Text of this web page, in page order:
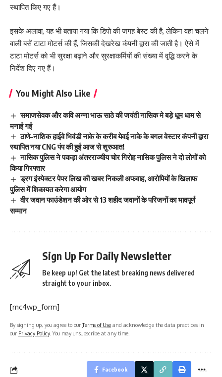
स्थापित किए गए हैं।
इसके अलावा, यह भी बताया गया कि डिपो की जगह बेस्ट की है, लेकिन वहां चलने
वाली बसें टाटा मोटर्स की हैं, जिसकी देखरेख कंपनी द्वारा की जाती है। ऐसे में
टाटा मोटर्स को भी सुरक्षा बढ़ाने और सुरक्षाकर्मियों की संख्या में वृद्धि करने के
निर्देश दिए गए हैं।
You Might Also Like
समाजसेवक और कवि अन्ना भाऊ साठे की जयंती नासिक मे बड़े धूम धाम से
मनाई गई
ठाणे–नाशिक हाईवे भिवंडी नाके के करीब येवई नाके के बगल वेस्टार कंपनी द्वारा
स्थापित नया CNG पंप की हुई आज से शुरुआत!
नासिक पुलिस ने पकड़ा अंतरराज्यीय चोर गिरोह नासिक पुलिस ने दो लोगों को
किया गिरफ्तार
ड्रग इंस्पेक्टर पेपर लिख की खबर निकली अफवाह, आरोपियों के खिलाफ
पुलिस में शिकायत करेगा आयोग
वीर जवान फाउंडेशन की ओर से 13 शहीद जवानों के परिजनों का भावपूर्ण
सम्मान
Sign Up For Daily Newsletter
Be keep up! Get the latest breaking news delivered
straight to your inbox.
[mc4wp_form]
By signing up, you agree to ourTerms of Use and acknowledge the data practices in
our Privacy Policy. You may unsubscribe at any time.
Facebook